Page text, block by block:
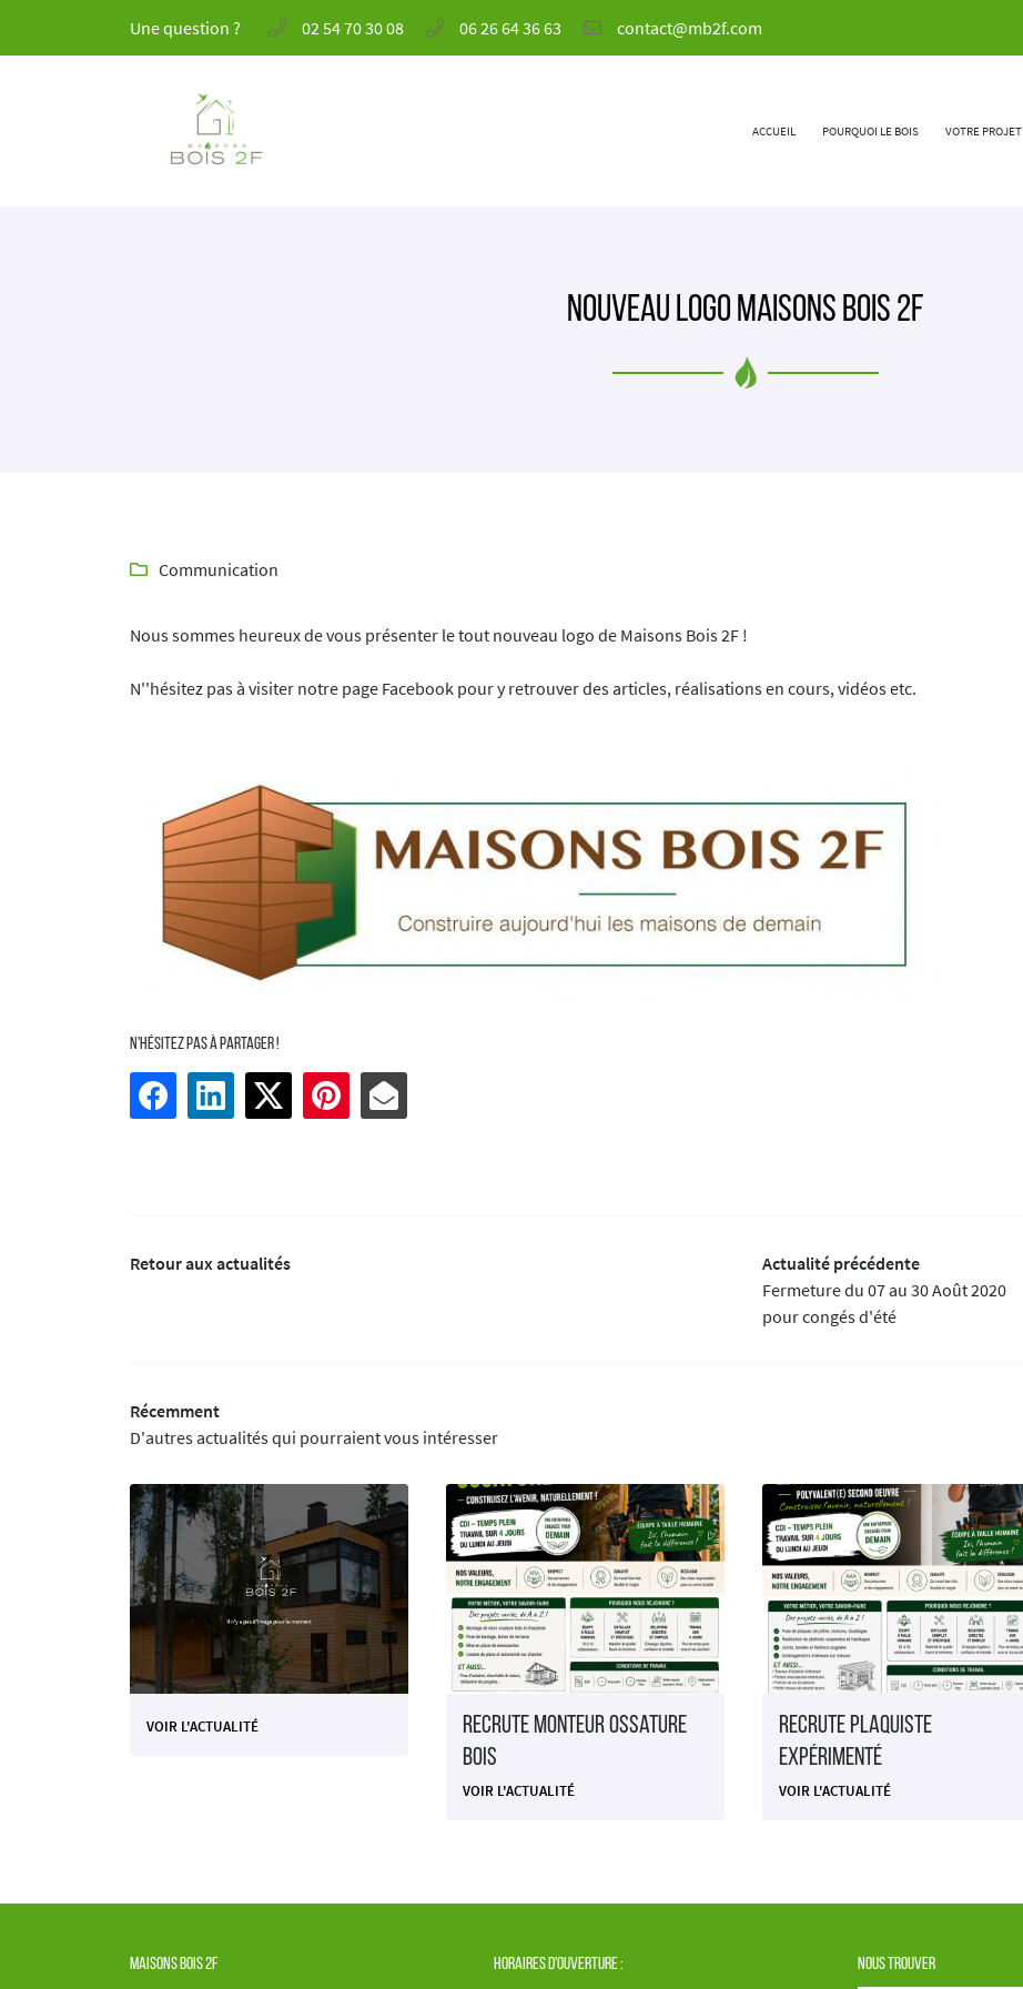
Une question ? 02 54 70 30 08 06 26 64 36 63
ACCUEIL POURQUOI LE BOIS VOTRE PROJET
41 Rue André Boulle
email indiqué ci-dessus. Vous pouvez vous désinscrire à tout moment en utilisantle formulaire
Nouveau Logo Maisons Bois 2F
 Communication
Nous sommes heureux de vous présenter le tout nouveau logo de Maisons Bois 2F !
N''hésitez pas à visiter notre page Facebook pour y retrouver des articles, réalisations en cours, vidéos etc.
N'hésitez pas à partager !
Retour aux actualités
Actualité précédente
Fermeture du 07 au 30 Août 2020
pour congés d'été
Récemment
D'autres actualités qui pourraient vous intéresser
VOIR L'ACTUALITÉ
Recrute Monteur Ossature
Bois
VOIR L'ACTUALITÉ
Recrute Plaquiste
expérimenté
VOIR L'ACTUALITÉ
Maisons Bois 2F Horaires d'ouverture : Nous trouver